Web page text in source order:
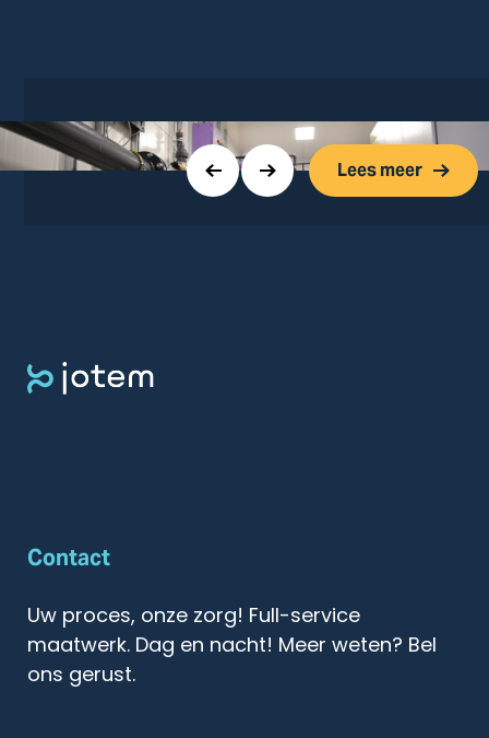
Lees meer
Contact
Uw proces, onze zorg! Full-service
maatwerk. Dag en nacht! Meer weten? Bel
ons gerust.